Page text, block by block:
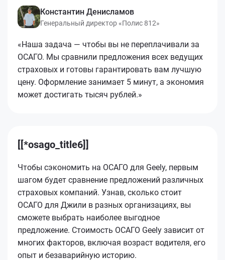
Константин Денисламов
Генеральный директор «Полис 812»
«Наша задача — чтобы вы не переплачивали за
ОСАГО. Мы сравнили предложения всех ведущих
страховых и готовы гарантировать вам лучшую
цену. Оформление занимает 5 минут, а экономия
может достигать тысяч рублей.»
[[*osago_title6]]
Чтобы сэкономить на ОСАГО для Geely, первым
шагом будет сравнение предложений различных
страховых компаний. Узнав, сколько стоит
ОСАГО для Джили в разных организациях, вы
сможете выбрать наиболее выгодное
предложение. Стоимость ОСАГО Geely зависит от
многих факторов, включая возраст водителя, его
опыт и безаварийную историю.